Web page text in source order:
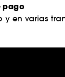
pago
y en varias